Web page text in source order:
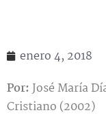
enero 4, 2018
Por:José María
Cristiano (2002)